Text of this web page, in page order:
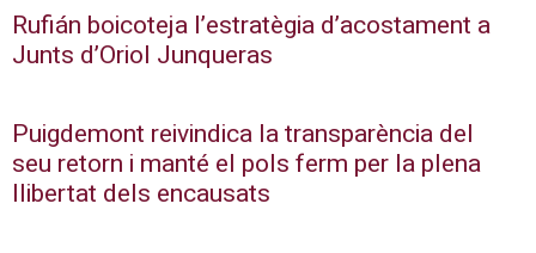
Rufián boicoteja l’estratègia d’acostament a
Junts d’Oriol Junqueras
Puigdemont reivindica la transparència del
seu retorn i manté el pols ferm per la plena
llibertat dels encausats